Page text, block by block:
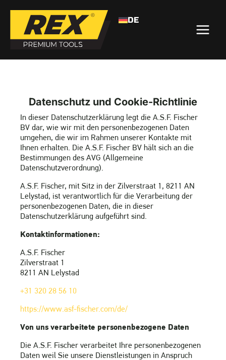
DE
Datenschutz und Cookie-Richtlinie
In dieser Datenschutzerklärung legt die A.S.F. Fischer
BV dar, wie wir mit den personenbezogenen Daten
umgehen, die wir im Rahmen unserer Kontakte mit
Ihnen erhalten. Die A.S.F. Fischer BV hält sich an die
Bestimmungen des AVG (Allgemeine
Datenschutzverordnung).
A.S.F. Fischer, mit Sitz in der Zilverstraat 1, 8211 AN
Lelystad, ist verantwortlich für die Verarbeitung der
personenbezogenen Daten, die in dieser
Datenschutzerklärung aufgeführt sind.
Kontaktinformationen:
A.S.F. Fischer
Zilverstraat 1
8211 AN Lelystad
+31 320 28 56 10
https://www.asf-fischer.com/de/
Von uns verarbeitete personenbezogene Daten
Die A.S.F. Fischer verarbeitet Ihre personenbezogenen
Daten weil Sie unsere Dienstleistungen in Anspruch